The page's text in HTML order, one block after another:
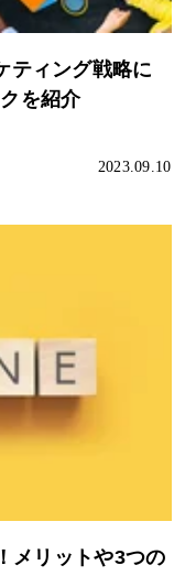
ティング戦略に
を紹介
2023.09.10
メリットや3つの